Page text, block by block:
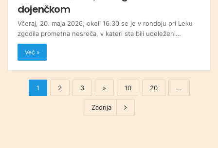
dojenčkom
Včeraj, 20. maja 2026, okoli 16.30 se je v rondoju pri Leku
zgodila prometna nesreča, v kateri sta bili udeleženi…
Več »
1 2 3 » 10 20 ...
Zadnja